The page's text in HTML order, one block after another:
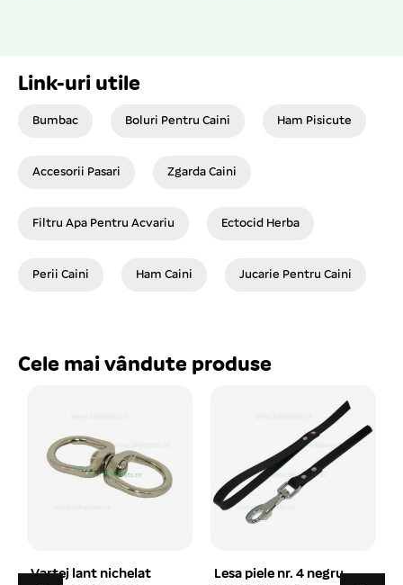
Link-uri utile
Bumbac Boluri Pentru Caini Ham Pisicute
Accesorii Pasari Zgarda Caini
Filtru Apa Pentru Acvariu Ectocid Herba
Perii Caini Ham Caini Jucarie Pentru Caini
Cele mai vândute produse
Lesa piele nr. 4 negru
Zgarda forta dresaj